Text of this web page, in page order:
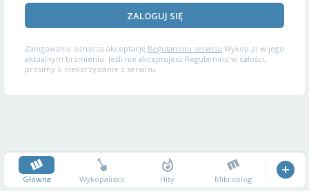
ZALOGUJ SIĘ
Zalogowanie oznacza akceptację Regulaminu serwisu Wykop.pl w jego
aktualnym brzmieniu. Jeśli nie akceptujesz Regulaminu w całości,
prosimy o niekorzystanie z serwisu.
Główna Wykopalisko Hity Mikroblog